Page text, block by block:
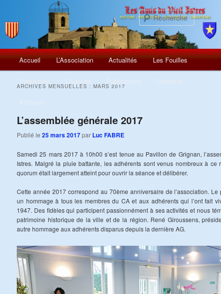
Menu
principal
Aller
Aller
Accueil L’Association Actualités Les Fouilles
ARCHIVES MENSUELLES :MARS 2017
L’assemblée générale 2017
Publié le25 mars 2017par Luc FABRE
Samedi 25 mars 2017 à 10h00 s’est tenue au Pavillon de Grignan,
Istres. Malgré la pluie battante, les adhérents sont venus nombreux à
quorum était largement atteint pour ouvrir la séance et délibérer.
Cette année 2017 correspond au 70ème anniversaire de l’association.
un hommage à tous les membres du CA et aux adhérents qui l’ont fait
1947. Des fidèles qui participent passionnément à ses activités et nous
patrimoine historique de la ville et de la région. René Giroussens,
autre hommage aux adhérents disparus depuis la dernière AG.